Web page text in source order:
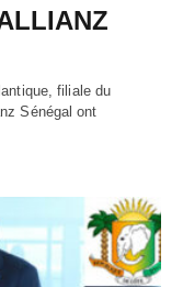
filiale du
Sénégal ont